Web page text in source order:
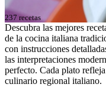
237 recetas
Descubra las mejores
de la cocina italiana
con instrucciones
las interpretaciones
perfecto. Cada plato
culinario regional italiano.